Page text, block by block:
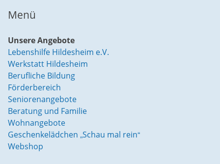
Menü
Unsere Angebote
Lebenshilfe Hildesheim e.V.
Werkstatt Hildesheim
Berufliche Bildung
Förderbereich
Seniorenangebote
Beratung und Familie
Wohnangebote
Geschenkelädchen „Schau mal rein“
Webshop